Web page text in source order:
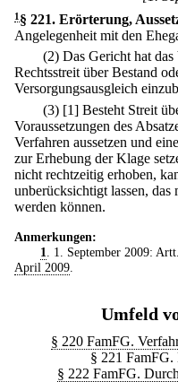
1 § 221. Erörterung,
Angelegenheit mit den
(2) Das Gericht hat das
Rechtsstreit über Bestand
Versorgungsausgleich
(3) [1] Besteht Streit
Voraussetzungen des
Verfahren aussetzen und
zur Erhebung der Klage
nicht rechtzeitig erhoben,
unberücksichtigt lassen,
werden können.
Anmerkungen:
1
. 1. September 2009:
April 2009
Umfeld
§ 220 FamFG.
§ 221 FamFG.
§ 222 FamFG.